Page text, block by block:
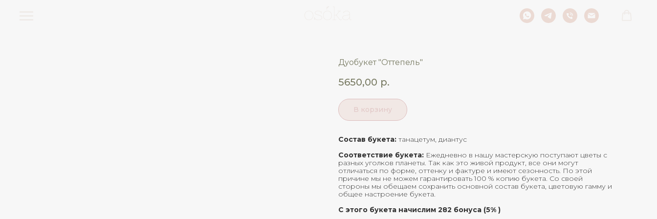
Дуобукет "Оттепель"
5650,00 р.
В корзину
Состав букета: танацетум, диантус
Соответствие букета: Ежедневно в нашу мастерскую поступают цветы с
разных уголков планеты. Так как это живой продукт, все они могут
отличаться по форме, оттенку и фактуре и имеют сезонность. По этой
причине мы не можем гарантировать 100 % копию букета. Со своей
стороны мы обещаем сохранить основной состав букета, цветовую гамму и
общее настроение букета.
С этого букета начислим 282 бонуса (5% )